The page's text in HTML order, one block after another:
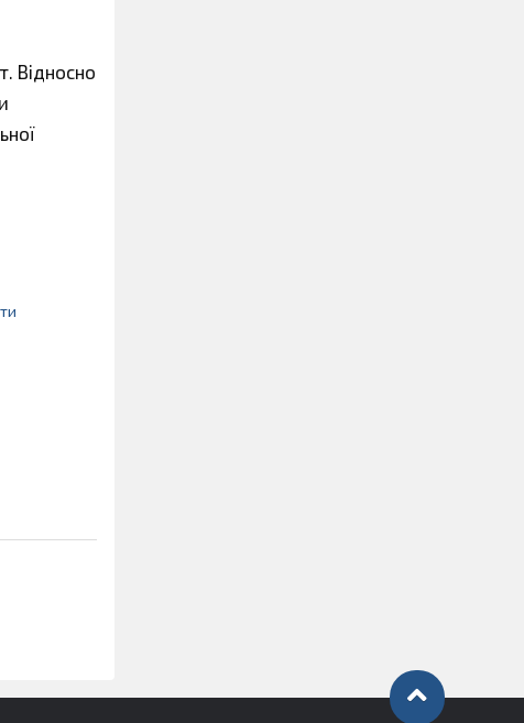
Відносно